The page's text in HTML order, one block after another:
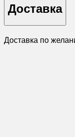
Доставка
Доставка по